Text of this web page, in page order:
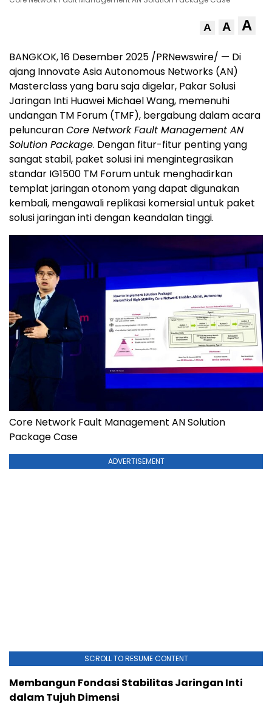
A A A
BANGKOK, 16 Desember 2025 /PRNewswire/ — Di
ajang Innovate Asia Autonomous Networks (AN)
Masterclass yang baru saja digelar, Pakar Solusi
Jaringan Inti Huawei Michael Wang, memenuhi
undangan TM Forum (TMF), bergabung dalam acara
peluncuranCore Network Fault Management AN
Solution Package. Dengan fitur-fitur penting yang
sangat stabil, paket solusi ini mengintegrasikan
standar IG1500 TM Forum untuk menghadirkan
templat jaringan otonom yang dapat digunakan
kembali, mengawali replikasi komersial untuk paket
solusi jaringan inti dengan keandalan tinggi.
Core Network Fault Management AN Solution
Package Case
ADVERTISEMENT
SCROLL TO RESUME CONTENT
Membangun Fondasi Stabilitas Jaringan Inti
dalam Tujuh Dimensi